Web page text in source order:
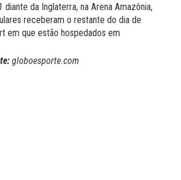
diante da Inglaterra, na Arena Amazônia,
receberam o restante do dia de
em que estão hospedados em
globoesporte.com